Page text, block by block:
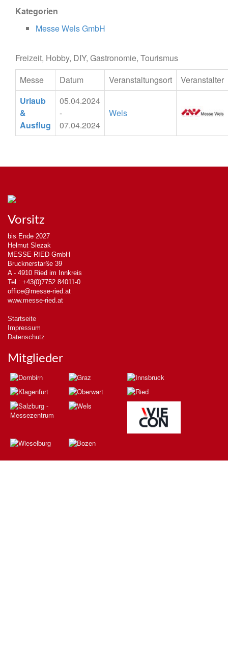
Kategorien
Messe Wels GmbH
Freizeit, Hobby, DIY, Gastronomie, Tourismus
Messe
Datum Veranstaltungsort
Veranstalter
Urlaub
&
Ausflug
05.04.2024
-
07.04.2024
Wels
Vorsitz
bis Ende 2027
Helmut Slezak
MESSE RIED GmbH
Brucknerstarße 39
A - 4910 Ried im Innkreis
Tel.: +43(0)7752 84011-0
office@messe-ried.at
www.messe-ried.at
Startseite
Impressum
Datenschutz
Mitglieder